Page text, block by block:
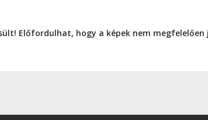
Előfordulhat, hogy a képek nem megfelelően